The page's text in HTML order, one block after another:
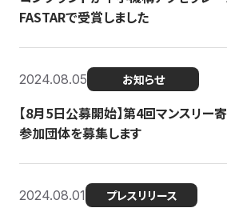
FASTARで受賞しました
2024.08.05 お知らせ
【8月5日公募開始】第4回マンスリー
参加団体を募集します
2024.08.01 プレスリリース